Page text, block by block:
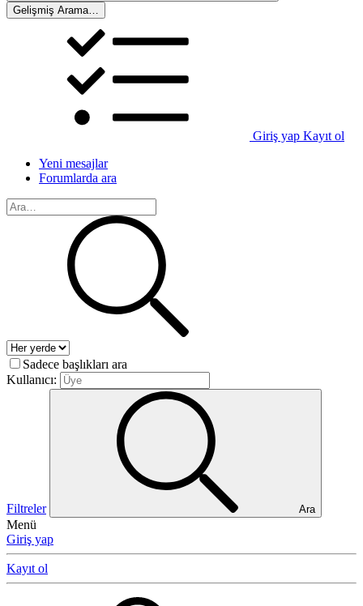
Gelişmiş Arama…
Giriş yap Kayıt ol
Yeni mesajlar
Forumlarda ara
Sadece başlıkları ara
Kullanıcı:
Filtreler Ara
Menü
Giriş yap
Kayıt ol